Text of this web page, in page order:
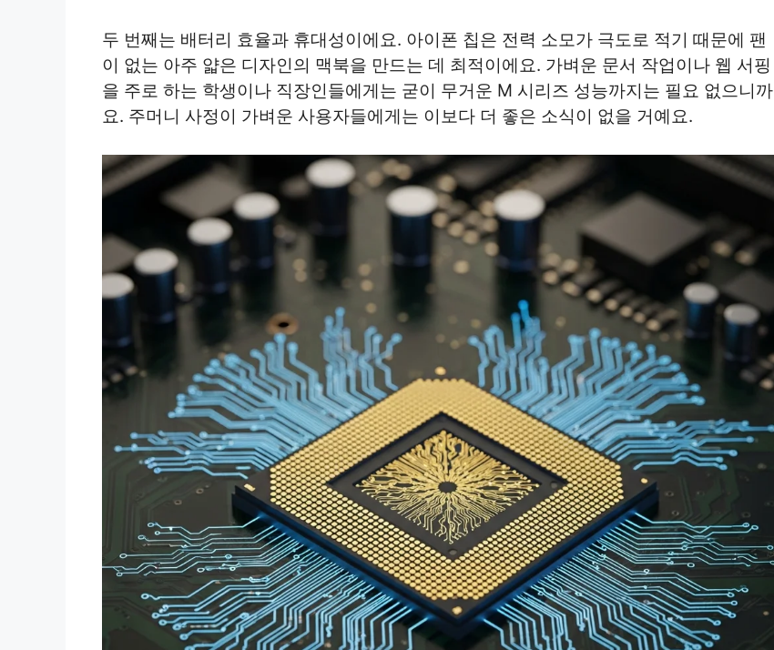
두 번째는 배터리 효율과 휴대성이에요. 아이폰 칩은 전력 소모가 극도로 적기 때문에 팬
이 없는 아주 얇은 디자인의 맥북을 만드는 데 최적이에요. 가벼운 문서 작업이나 웹 서핑
을 주로 하는 학생이나 직장인들에게는 굳이 무거운 M 시리즈 성능까지는 필요 없으니까
요. 주머니 사정이 가벼운 사용자들에게는 이보다 더 좋은 소식이 없을 거예요.